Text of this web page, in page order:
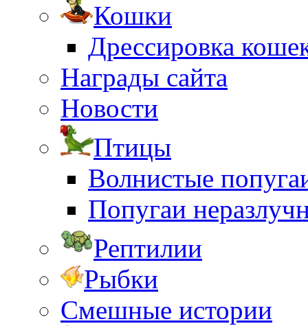
Кошки
Дрессировка
Награды сайта
Новости
Птицы
Волнистые
Попугаи
Рептилии
Рыбки
Смешные истории